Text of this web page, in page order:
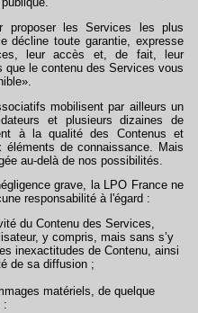
les Services les plus
décline toute garantie, expresse
leur accès et, de fait, leur
le contenu des Services vous
mobilisent par ailleurs un
et plusieurs dizaines de
à la qualité des Contenus et
éléments de connaissance. Mais
au-delà de nos possibilités.
grave, la LPO France ne
responsabilité à l'égard :
du Contenu des Services,
y compris, mais sans s’y
inexactitudes de Contenu, ainsi
de sa diffusion ;
matériels, de quelque
: